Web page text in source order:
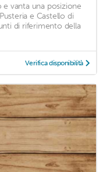
vanta una posizione
e Castello di
di riferimento della
Verifica disponibilità